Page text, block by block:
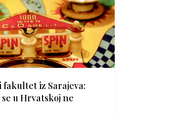
iz Sarajeva:
u Hrvatskoj ne